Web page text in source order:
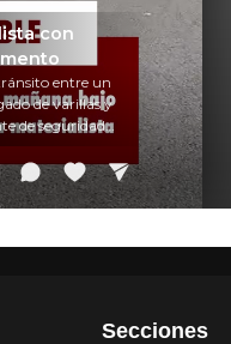
con
entre un
de varillas y
de seguridad
Secciones